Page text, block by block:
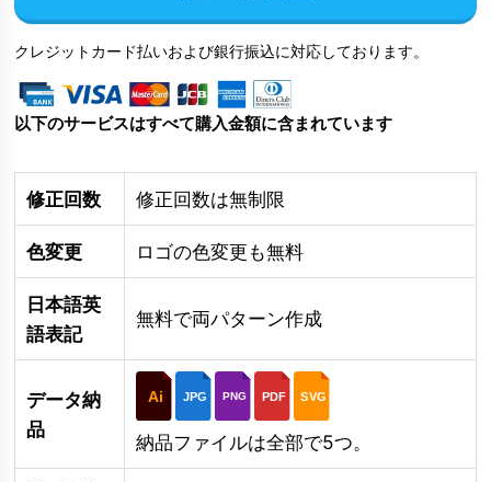
クレジットカード払いおよび銀行振込に対応しております。
以下のサービスはすべて購入金額に含まれています
修正回数 修正回数は無制限
色変更 ロゴの色変更も無料
日本語英
語表記
無料で両パターン作成
データ納
品
Ai JPG PNG PDF SVG
納品ファイルは全部で5つ。